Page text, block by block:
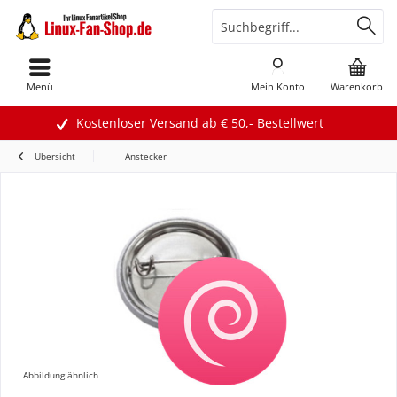
Kostenloser Versand ab € 50,- Bestellwert
Warenkorb
Mein Konto
Menü
Übersicht Anstecker
Abbildung ähnlich